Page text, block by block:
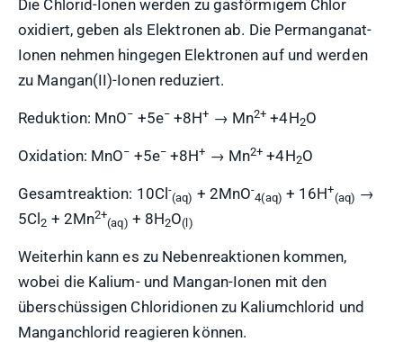
Die Chlorid-Ionen werden zu gasförmigem Chlor
oxidiert, geben als Elektronen ab. Die Permanganat-
Ionen nehmen hingegen Elektronen auf und werden
zu Mangan(II)-Ionen reduziert.
Reduktion: MnO− +5e− +8H+ → Mn2+ +4H2O
Oxidation: MnO− +5e− +8H+ → Mn2+ +4H2O
Gesamtreaktion: 10Cl -
(aq) + 2MnO-
4(aq) + 16H+
(aq) →
5Cl2 + 2Mn2+
(aq) + 8H2O(l)
Weiterhin kann es zu Nebenreaktionen kommen,
wobei die Kalium- und Mangan-Ionen mit den
überschüssigen Chloridionen zu Kaliumchlorid und
Manganchlorid reagieren können.